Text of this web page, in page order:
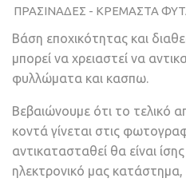
ΠΡΑΣΙΝΑΔΕΣ - ΚΡΕΜΑΣΤΑ
Βάση εποχικότητας και
μπορεί να χρειαστεί να
φυλλώματα και κασπω.
Βεβαιώνουμε ότι το τελικό
κοντά γίνεται στις
αντικατασταθεί θα είναι
ηλεκτρονικό μας κατάστημα,